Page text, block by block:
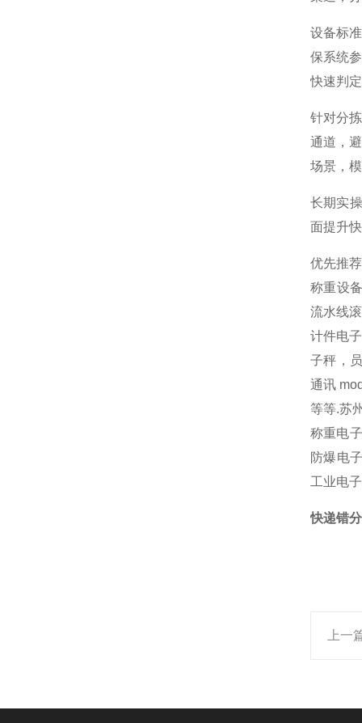
设备标
保系统
快速判
针对分
通道，
场景，
长期实
面提升
优先推
称重设
流水线
计件电
子秤，
通讯
等等.苏
称重电
防爆电
工业电
快递错
上一